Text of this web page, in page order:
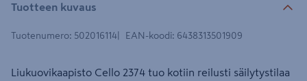
Tuotteen kuvaus
Tuotenumero: 502016114 EAN-koodi: 6438313501909
Liukuovikaapisto Cello 2374 tuo kotiin reilusti säilytystilaa